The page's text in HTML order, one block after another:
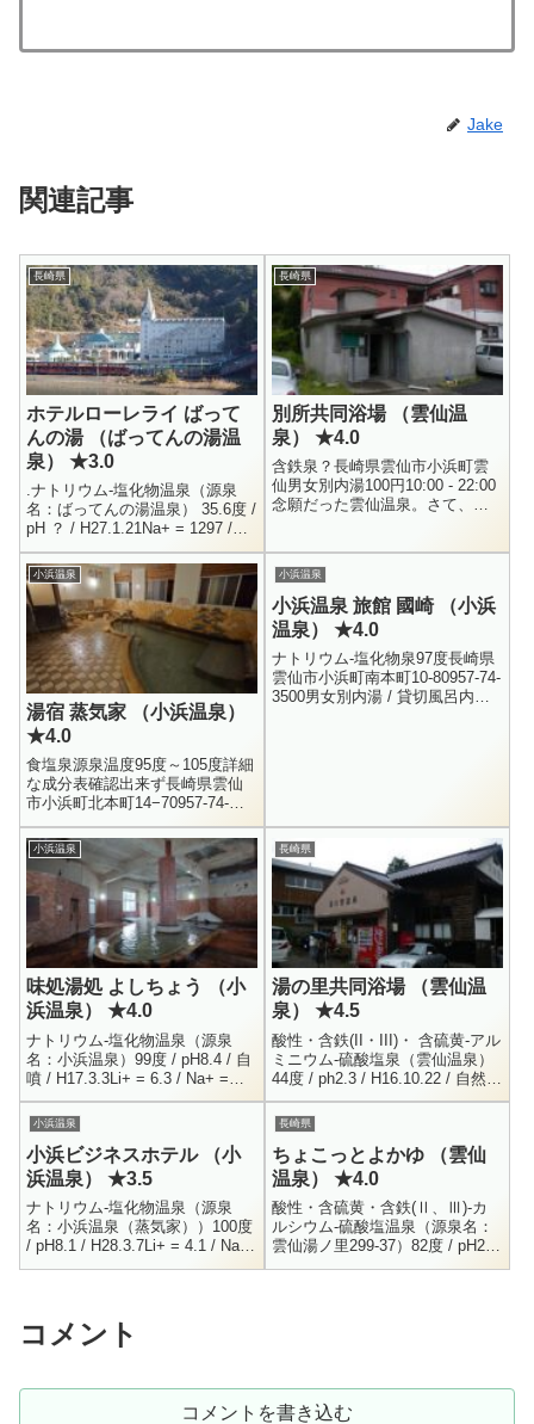
Jake
関連記事
長崎県
ホテルローレライ ばって
んの湯 （ばってんの湯温
泉） ★3.0
.ナトリウム-塩化物温泉（源泉
名：ばってんの湯温泉） 35.6度 /
pH ？ / H27.1.21Na+ = 1297 /
K+ = 27.1 / Ca++ = 218.5 / ...
長崎県
別所共同浴場 （雲仙温
泉） ★4.0
含鉄泉？長崎県雲仙市小浜町雲
仙男女別内湯100円10:00 - 22:00
念願だった雲仙温泉。さて、ど
小浜温泉
湯宿 蒸気家 （小浜温泉）
★4.0
食塩泉源泉温度95度～105度詳細
な成分表確認出来ず長崎県雲仙
市小浜町北本町14−70957-74-
2101男女別内湯・サウナ / 貸切
風呂大人 500円、子供 250円 / 貸
切...
小浜温泉
小浜温泉 旅館 國崎 （小浜
温泉） ★4.0
ナトリウム-塩化物泉97度長崎県
雲仙市小浜町南本町10-80957-74-
3500男女別内湯 / 貸切風呂内
小浜温泉
味処湯処 よしちょう （小
浜温泉） ★4.0
ナトリウム-塩化物温泉（源泉
名：小浜温泉）99度 / pH8.4 / 自
噴 / H17.3.3Li+ = 6.3 / Na+ =
2652 / K+ = 296.5 / NH4+ ...
長崎県
湯の里共同浴場 （雲仙温
泉） ★4.5
酸性・含鉄(II・III)・ 含硫黄-アル
ミニウム-硫酸塩泉（雲仙温泉）
44度 / ph2.3 / H16.10.22 / 自然湧
出Na+ = 15.1 / H+ = 5.5 /...
小浜温泉
小浜ビジネスホテル （小
浜温泉） ★3.5
ナトリウム-塩化物温泉（源泉
名：小浜温泉（蒸気家））100度
/ pH8.1 / H28.3.7Li+ = 4.1 / Na+
= 2759 / K+ = 311.9 / NH4+...
長崎県
ちょこっとよかゆ （雲仙
温泉） ★4.0
酸性・含硫黄・含鉄(Ⅱ、Ⅲ)-カ
ルシウム-硫酸塩温泉（源泉名：
雲仙湯ノ里299-37）82度 / pH2.5
/ 毎分40L / 自然湧出 / R4.5.7H+
コメント
コメントを書き込む